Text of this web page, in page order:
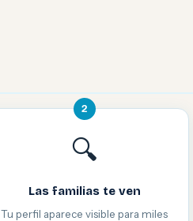
2
🔍
Las familias te ven
Tu perfil aparece visible para miles